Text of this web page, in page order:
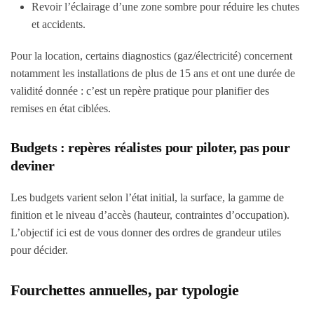
Revoir l’éclairage d’une zone sombre pour réduire les chutes
et accidents.
Pour la location, certains diagnostics (gaz/électricité) concernent
notamment les installations de plus de 15 ans et ont une durée de
validité donnée : c’est un repère pratique pour planifier des
remises en état ciblées.
Budgets : repères réalistes pour piloter, pas pour
deviner
Les budgets varient selon l’état initial, la surface, la gamme de
finition et le niveau d’accès (hauteur, contraintes d’occupation).
L’objectif ici est de vous donner des ordres de grandeur utiles
pour décider.
Fourchettes annuelles, par typologie